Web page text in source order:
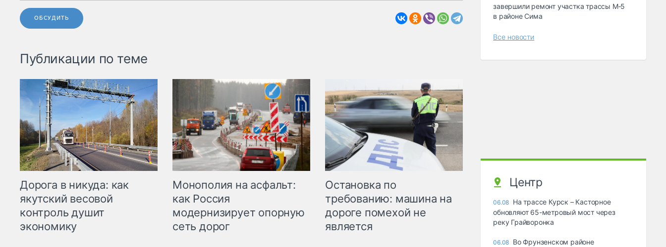
ОБСУДИТЬ
Публикации по теме
Дорога в никуда: как
якутский весовой
контроль душит
экономику
Монополия на асфальт:
как Россия
модернизирует опорную
сеть дорог
Остановка по
требованию: машина на
дороге помехой не
является
завершили ремонт участка трассы М‑5
в районе Сима
Все новости
Центр
06.08 На трассе Курск – Касторное
обновляют 65-метровый мост через
реку Грайворонка
06.08 Во Фрунзенском районе